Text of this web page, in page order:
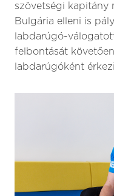
szövetségi kapitány
Bulgária elleni is
labdarúgó-
felbontását
labdarúgóként